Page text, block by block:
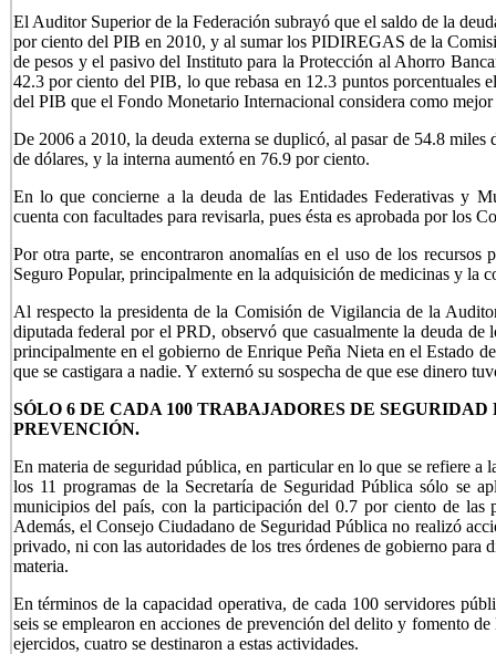
El Auditor Superior de la Federación subrayó que el saldo de la
por ciento del PIB en 2010, y al sumar los PIDIREGAS de la
de pesos y el pasivo del Instituto para la Protección al Ahorro
42.3 por ciento del PIB, lo que rebasa en 12.3 puntos porcentuales
del PIB que el Fondo Monetario Internacional considera como mejor
De 2006 a 2010, la deuda externa se duplicó, al pasar de 54.8
de dólares, y la interna aumentó en 76.9 por ciento.
En lo que concierne a la deuda de las Entidades Federativas y
cuenta con facultades para revisarla, pues ésta es aprobada por los
Por otra parte, se encontraron anomalías en el uso de los
Seguro Popular, principalmente en la adquisición de medicinas y la
Al respecto la presidenta de la Comisión de Vigilancia de la
diputada federal por el PRD, observó que casualmente la deuda de
principalmente en el gobierno de Enrique Peña Nieta en el Estado
que se castigara a nadie. Y externó su sospecha de que ese dinero
SÓLO 6 DE CADA 100 TRABAJADORES DE
PREVENCIÓN.
En materia de seguridad pública, en particular en lo que se refiere a
los 11 programas de la Secretaría de Seguridad Pública sólo se
municipios del país, con la participación del 0.7 por ciento de las
Además, el Consejo Ciudadano de Seguridad Pública no realizó
privado, ni con las autoridades de los tres órdenes de gobierno
materia.
En términos de la capacidad operativa, de cada 100 servidores
seis se emplearon en acciones de prevención del delito y fomento
ejercidos, cuatro se destinaron a estas actividades.